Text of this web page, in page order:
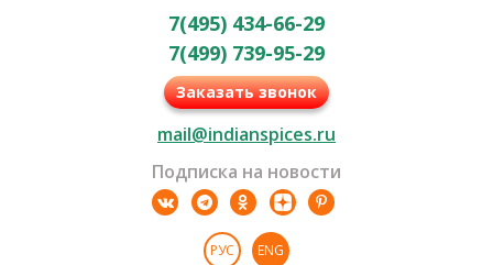
7(495) 434-66-29
7(499) 739-95-29
Заказать звонок
mail@indianspices.ru
Подписка на новости
РУС ENG